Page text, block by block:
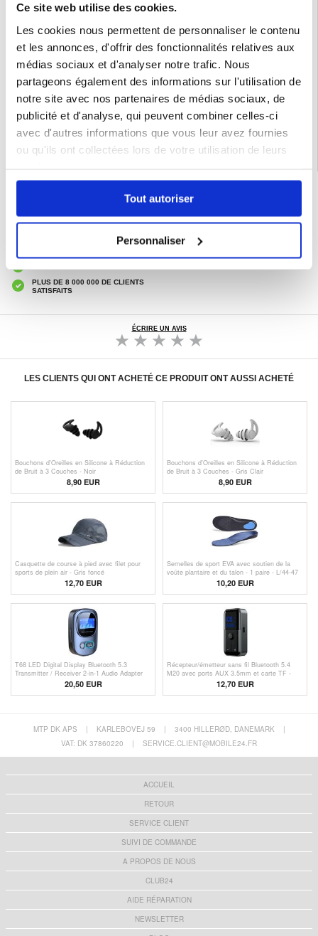
Ce site web utilise des cookies.
Les cookies nous permettent de personnaliser le contenu
et les annonces, d'offrir des fonctionnalités relatives aux
médias sociaux et d'analyser notre trafic. Nous
partageons également des informations sur l'utilisation de
notre site avec nos partenaires de médias sociaux, de
publicité et d'analyse, qui peuvent combiner celles-ci
avec d'autres informations que vous leur avez fournies
ou qu'ils ont collectées lors de votre utilisation de leurs
Tout autoriser
Personnaliser
essentiel pour améliorer la qualité du sommeil et la relaxation en déplacement.
Des études montrent que dormir dans l'obscurité totale aide à réguler la
production de mélatonine, améliorant ainsi la qualité du sommeil et la santé en
général.
Emballage : En vrac
EAN: 5714122512642
Accessoires téléphone
POUR LES MEMBRES DU CLUB24
PLUS DE 8 000 000 DE CLIENTS
SATISFAITS
ÉCRIRE UN AVIS
LES CLIENTS QUI ONT ACHETÉ CE PRODUIT ONT AUSSI ACHETÉ
Bouchons d'Oreilles en Silicone à Réduction
de Bruit à 3 Couches - Noir
8,90 EUR
Bouchons d'Oreilles en Silicone à Réduction
de Bruit à 3 Couches - Gris Clair
8,90 EUR
Casquette de course à pied avec filet pour
sports de plein air - Gris foncé
12,70 EUR
Semelles de sport EVA avec soutien de la
voûte plantaire et du talon - 1 paire - L/44-47
10,20 EUR
T68 LED Digital Display Bluetooth 5.3
Transmitter / Receiver 2-in-1 Audio Adapter
Multifunctional Wireless Adapter (CE)
20,50 EUR
Récepteur/émetteur sans fil Bluetooth 5.4
M20 avec ports AUX 3.5mm et carte TF -
12,70EUR
MTP DK APS | KARLEBOVEJ 59 | 3400 HILLERØD, DANEMARK
|
VAT: DK 37860220
| SERVICE.CLIENT@MOBILE24.FR
ACCUEIL
RETOUR
SERVICE CLIENT
SUIVI DE COMMANDE
A PROPOS DE NOUS
CLUB24
AIDE RÉPARATION
NEWSLETTER